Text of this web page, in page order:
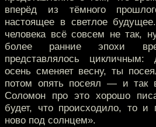
вперёд из тёмного
настоящее в светлое
человека всё совсем не так,
более ранние эпохи
представлялось
осень сменяет весну, ты
потом опять посеял — и так
Соломон про это хорошо
будет, что происходило, то и
ново под солнцем».